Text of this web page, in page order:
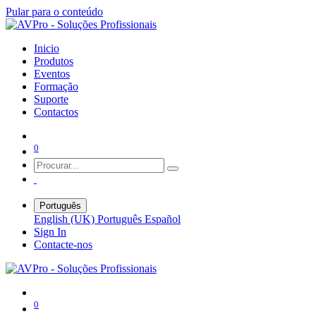
Pular para o conteúdo
Inicio
Produtos
Eventos
Formação
Suporte
Contactos
0
Português
English (UK) Português Español
Sign In
Contacte-nos
0